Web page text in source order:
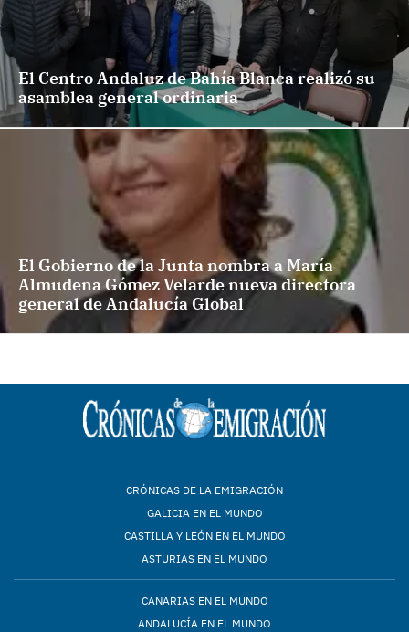
El Centro Andaluz de Bahía Blanca realizó su
asamblea general ordinaria
El Gobierno de la Junta nombra a María
Almudena Gómez Velarde nueva directora
general de Andalucía Global
CRÓNICAS DE LA EMIGRACIÓN
GALICIA EN EL MUNDO
CASTILLA Y LEÓN EN EL MUNDO
ASTURIAS EN EL MUNDO
CANARIAS EN EL MUNDO
ANDALUCÍA EN EL MUNDO